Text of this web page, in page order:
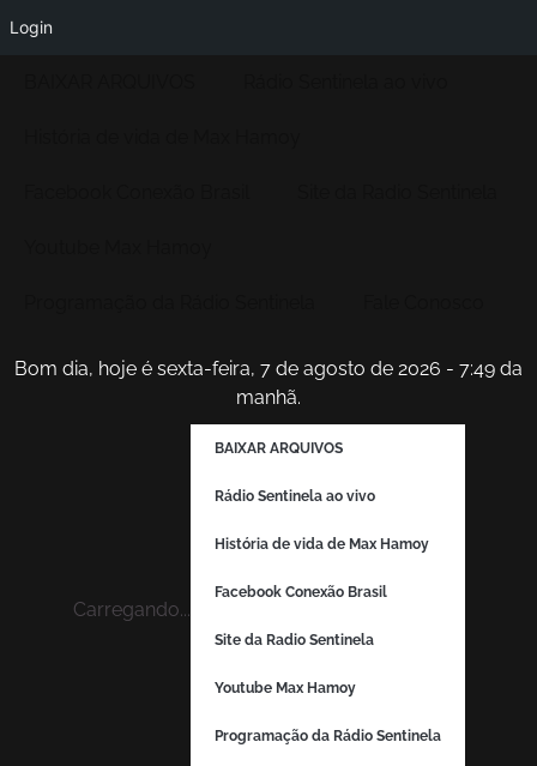
Bom dia, hoje é sexta-feira, 7 de agosto de 2026 - 7:49 da
manhã.
Carregando...
BAIXAR ARQUIVOS
Rádio Sentinela ao vivo
História de vida de Max Hamoy
Facebook Conexão Brasil
Site da Radio Sentinela
Youtube Max Hamoy
Programação da Rádio Sentinela
Login